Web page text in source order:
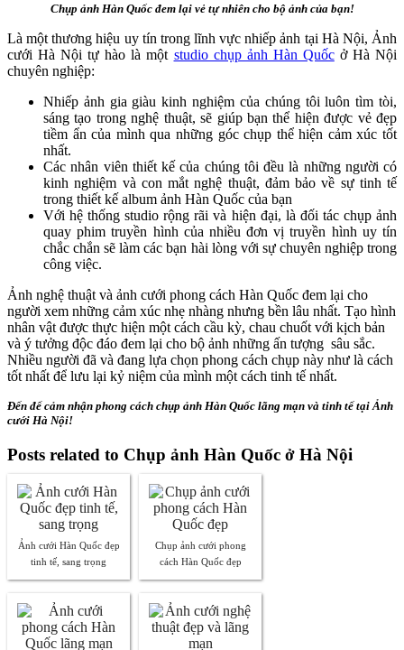
Chụp ảnh Hàn Quốc đem lại vẻ tự nhiên cho bộ ảnh của bạn!
Là một thương hiệu uy tín trong lĩnh vực nhiếp ảnh tại Hà Nội, Ảnh
cưới Hà Nội tự hào là một studio chụp ảnh Hàn Quốcở Hà Nội
chuyên nghiệp:
Nhiếp ảnh gia giàu kinh nghiệm của chúng tôi luôn tìm tòi,
sáng tạo trong nghệ thuật, sẽ giúp bạn thể hiện được vẻ đẹp
tiềm ẩn của mình qua những góc chụp thể hiện cảm xúc tốt
nhất.
Các nhân viên thiết kế của chúng tôi đều là những người có
kinh nghiệm và con mắt nghệ thuật, đảm bảo về sự tinh tế
trong thiết kế album ảnh Hàn Quốc của bạn
Với hệ thống studio rộng rãi và hiện đại, là đối tác chụp ảnh
quay phim truyền hình của nhiều đơn vị truyền hình uy tín
chắc chắn sẽ làm các bạn hài lòng với sự chuyên nghiệp trong
công việc.
Ảnh nghệ thuật và ảnh cưới phong cách Hàn Quốc đem lại cho
người xem những cảm xúc nhẹ nhàng nhưng bền lâu nhất. Tạo hình
nhân vật được thực hiện một cách cầu kỳ, chau chuốt với kịch bản
và ý tưởng độc đáo đem lại cho bộ ảnh những ấn tượng sâu sắc.
Nhiều người đã và đang lựa chọn phong cách chụp này như là cách
tốt nhất để lưu lại kỷ niệm của mình một cách tinh tế nhất.
Đến để cảm nhận phong cách chụp ảnh Hàn Quốc lãng mạn và tinh tế tại Ảnh
cưới Hà Nội!
Posts related to Chụp ảnh Hàn Quốc ở Hà Nội
Ảnh cưới Hàn Quốc đẹp
tinh tế, sang trọng
Chụp ảnh cưới phong
cách Hàn Quốc đẹp